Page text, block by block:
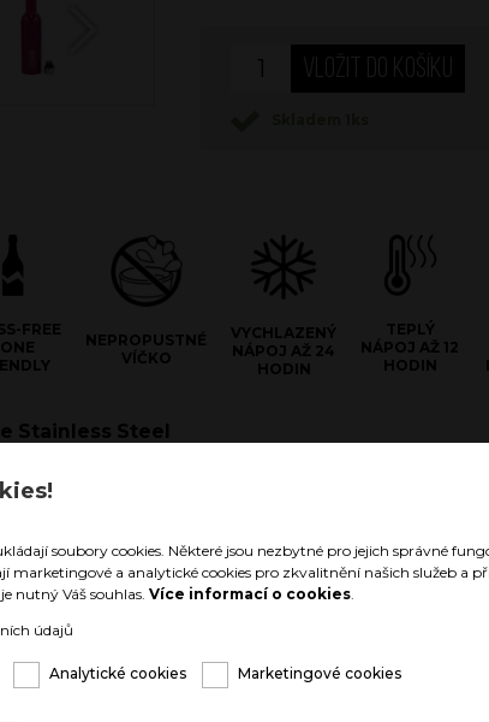
soubory cookies. Některé jsou nezbytné pro jejich správné
marketingové a analytické cookies pro zkvalitnění našich služeb a
nutný Váš souhlas. Více informací o cookies
údajů
Analytické cookies Marketingové cookies
FREE
NEPROPUSTNÉ
VÍČKO
VYCHLAZENÝ
NÁPOJ AŽ 24
HODIN
TEPLÝ
NÁPOJ AŽ 12
HODIN
Stainless Steel
oceli
až 12 hodin. Narozdíl od vnitřku
beze změny teploty.
nebo uhořela“.